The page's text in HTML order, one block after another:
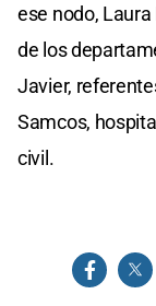
ese nodo,
de los
Javier,
Samcos,
civil.